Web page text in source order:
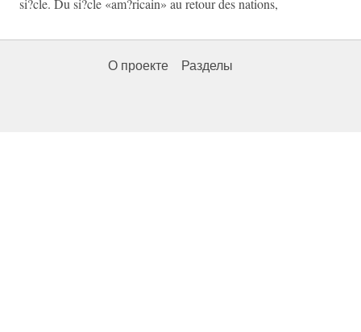
si?cle. Du si?cle «am?ricain» au retour des nations,
О проекте Разделы